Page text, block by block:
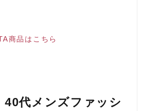
商品はこちら
40代メンズファッシ